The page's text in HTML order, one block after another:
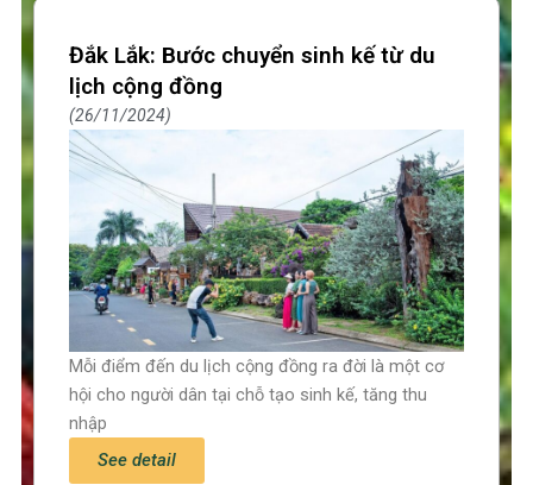
Đắk Lắk: Bước chuyển sinh kế từ du
lịch cộng đồng
26/11/2024
Mỗi điểm đến du lịch cộng đồng ra đời là một cơ
hội cho người dân tại chỗ tạo sinh kế, tăng thu
nhập
See detail